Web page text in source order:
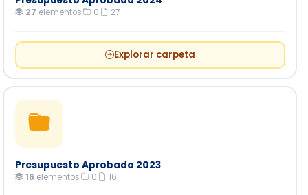
27 elementos 0 27
Explorar carpeta
Presupuesto Aprobado 2023
16 elementos 0 16